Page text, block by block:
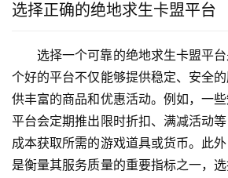
选择正确的绝地求生卡盟平台
选择一个可靠的绝地求生卡盟平
个好的平台不仅能够提供稳定、安全
供丰富的商品和优惠活动。例如，一
平台会定期推出限时折扣、满减活动
成本获取所需的游戏道具或货币。此
是衡量其服务质量的重要指标之一，